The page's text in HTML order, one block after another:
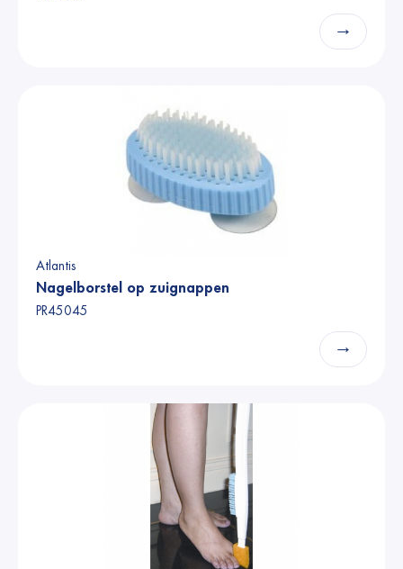
→
Atlantis
Nagelborstel op zuignappen
PR45045
→